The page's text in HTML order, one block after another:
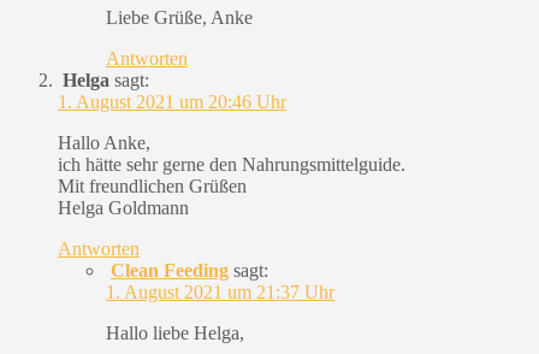
Liebe Grüße, Anke
Antworten
Helga sagt:
1. August 2021 um 20:46 Uhr
Hallo Anke,
ich hätte sehr gerne den Nahrungsmittelguide.
Mit freundlichen Grüßen
Helga Goldmann
Antworten
Clean Feeding sagt:
1. August 2021 um 21:37 Uhr
Hallo liebe Helga,